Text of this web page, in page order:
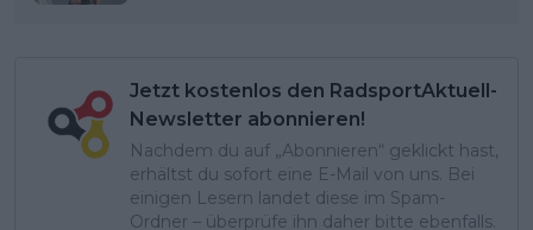
Jetzt kostenlos den RadsportAktuell-
Newsletter abonnieren!
Nachdem du auf „Abonnieren“ geklickt hast,
erhältst du sofort eine E-Mail von uns. Bei
einigen Lesern landet diese im Spam-
Ordner – überprüfe ihn daher bitte ebenfalls.